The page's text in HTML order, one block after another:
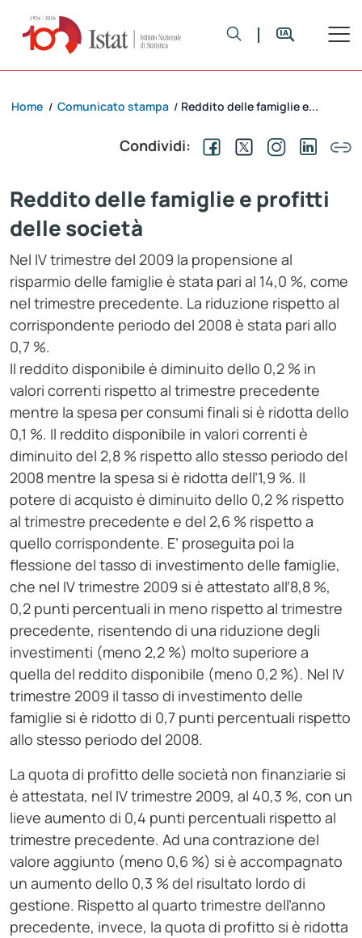
Home / Comunicato stampa / Reddito delle famiglie e...
Condividi:
Reddito delle famiglie e profitti
delle società
Nel IV trimestre del 2009 la propensione al
risparmio delle famiglie è stata pari al 14,0 %, come
nel trimestre precedente. La riduzione rispetto al
corrispondente periodo del 2008 è stata pari allo
0,7 %.
Il reddito disponibile è diminuito dello 0,2 % in
valori correnti rispetto al trimestre precedente
mentre la spesa per consumi finali si è ridotta dello
0,1 %. Il reddito disponibile in valori correnti è
diminuito del 2,8 % rispetto allo stesso periodo del
2008 mentre la spesa si è ridotta dell’1,9 %. Il
potere di acquisto è diminuito dello 0,2 % rispetto
al trimestre precedente e del 2,6 % rispetto a
quello corrispondente. E’ proseguita poi la
flessione del tasso di investimento delle famiglie,
che nel IV trimestre 2009 si è attestato all’8,8 %,
0,2 punti percentuali in meno rispetto al trimestre
precedente, risentendo di una riduzione degli
investimenti (meno 2,2 %) molto superiore a
quella del reddito disponibile (meno 0,2 %). Nel IV
trimestre 2009 il tasso di investimento delle
famiglie si è ridotto di 0,7 punti percentuali rispetto
allo stesso periodo del 2008.
La quota di profitto delle società non finanziarie si
è attestata, nel IV trimestre 2009, al 40,3 %, con un
lieve aumento di 0,4 punti percentuali rispetto al
trimestre precedente. Ad una contrazione del
valore aggiunto (meno 0,6 %) si è accompagnato
un aumento dello 0,3 % del risultato lordo di
gestione. Rispetto al quarto trimestre dell’anno
precedente, invece, la quota di profitto si è ridotta